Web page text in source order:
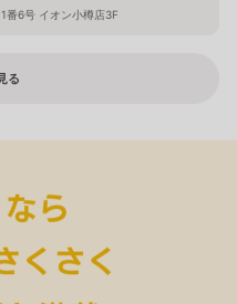
番6号 イオン小樽店3F
る